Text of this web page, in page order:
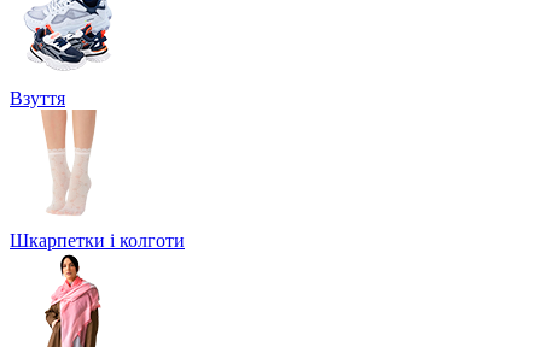
Взуття
Шкарпетки і колготи